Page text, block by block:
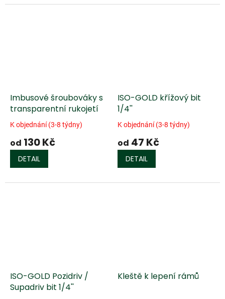
Imbusové šroubováky s
transparentní rukojetí
K objednání (3-8 týdny)
od 130 Kč
DETAIL
ISO-GOLD křížový bit
1/4''
K objednání (3-8 týdny)
od 47 Kč
DETAIL
ISO-GOLD Pozidriv /
Supadriv bit 1/4''
Kleště k lepení rámů